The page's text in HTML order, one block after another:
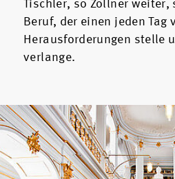
Tischler, so Zöllner
Beruf, der einen jeden Tag
Herausforderungen stelle
verlange.